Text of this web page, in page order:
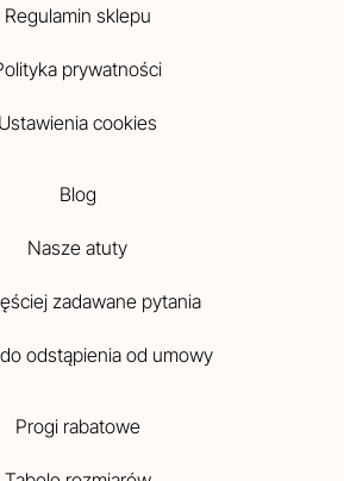
Regulamin sklepu
prywatności
Ustawienia cookies
Blog
Nasze atuty
zadawane pytania
odstąpienia od umowy
Progi rabatowe